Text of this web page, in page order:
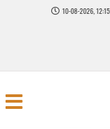
10-08-2026,